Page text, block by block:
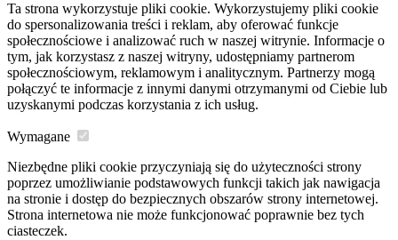
Ta strona wykorzystuje pliki cookie. Wykorzystujemy pliki cookie
do spersonalizowania treści i reklam, aby oferować funkcje
społecznościowe i analizować ruch w naszej witrynie. Informacje o
tym, jak korzystasz z naszej witryny, udostępniamy partnerom
społecznościowym, reklamowym i analitycznym. Partnerzy mogą
połączyć te informacje z innymi danymi otrzymanymi od Ciebie lub
uzyskanymi podczas korzystania z ich usług.
Wymagane
Niezbędne pliki cookie przyczyniają się do użyteczności strony
poprzez umożliwianie podstawowych funkcji takich jak nawigacja
na stronie i dostęp do bezpiecznych obszarów strony internetowej.
Strona internetowa nie może funkcjonować poprawnie bez tych
ciasteczek.